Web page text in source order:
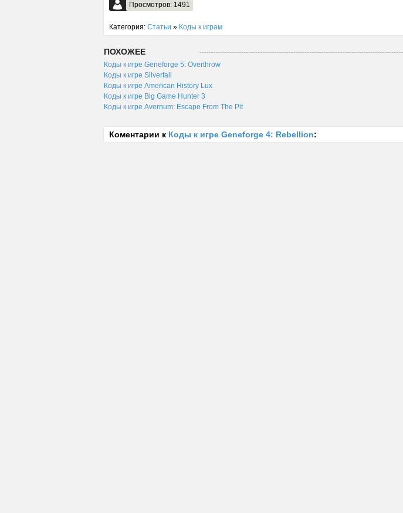
Просмотров: 1491
Категория: Статьи » Коды к играм
ПОХОЖЕЕ
Коды к игре Geneforge 5: Overthrow
Коды к игре Silverfall
Коды к игре American History Lux
Коды к игре Big Game Hunter 3
Коды к игре Avernum: Escape From The Pit
Коментарии к Коды к игре Geneforge 4: Rebellion: